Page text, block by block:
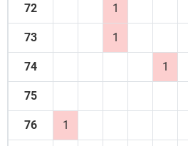
72 1
73 1
74 1
75
76 1